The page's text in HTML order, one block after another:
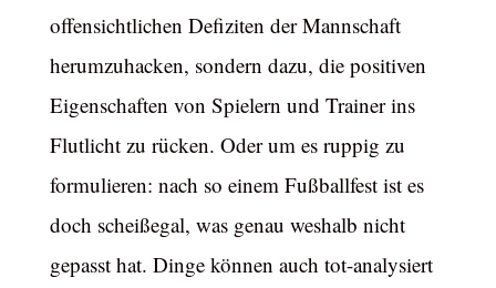
offensichtlichen Defiziten der Mannschaft
herumzuhacken, sondern dazu, die positiven
Eigenschaften von Spielern und Trainer ins
Flutlicht zu rücken. Oder um es ruppig zu
formulieren: nach so einem Fußballfest ist es
doch scheißegal, was genau weshalb nicht
gepasst hat. Dinge können auch tot-analysiert